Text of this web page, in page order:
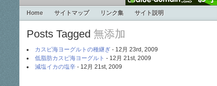
Home サイトマップ リンク集 サイト説明
Posts Tagged 無添加
カスピ海ヨーグルトの種継ぎ - 12月 23rd, 2009
低脂肪カスピ海ヨーグルト - 12月 21st, 2009
減塩イカの塩辛 - 12月 21st, 2009